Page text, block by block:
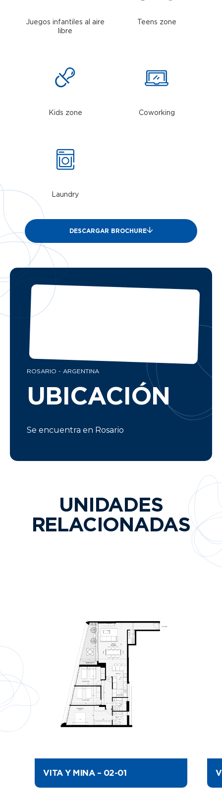
Juegos infantiles al aire
libre
Teens zone
Kids zone Coworking
Laundry
DESCARGAR BROCHURE
ROSARIO - ARGENTINA
UBICACIÓN
Se encuentra en Rosario
UNIDADES
RELACIONADAS
VITA Y MINA – 02-01